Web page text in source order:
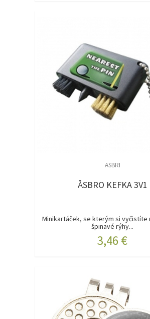
ASBRI
ÅSBRO KEFKA 3V1
Minikartáček, se kterým si vyčistíte
špinavé rýhy...
3,46 €